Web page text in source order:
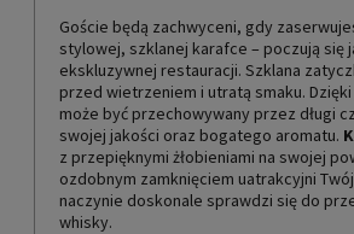
Goście będą zachwyceni, gdy
stylowej, szklanej karafce – poczują się
ekskluzywnej restauracji. Szklana
przed wietrzeniem i utratą smaku.
może być przechowywany przez długi
swojej jakości oraz bogatego aromatu.
z przepięknymi żłobieniami na swojej
ozdobnym zamknięciem uatrakcyjni Twój
naczynie doskonale sprawdzi się do
whisky.